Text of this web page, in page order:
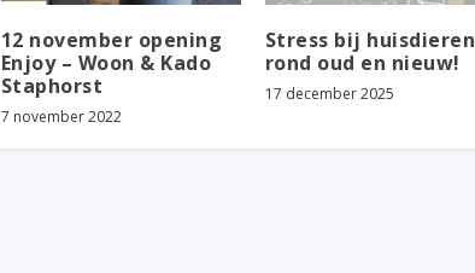
12 november opening
Enjoy – Woon & Kado
Staphorst
7 november 2022
Stress bij huisdieren
rond oud en nieuw!
17 december 2025